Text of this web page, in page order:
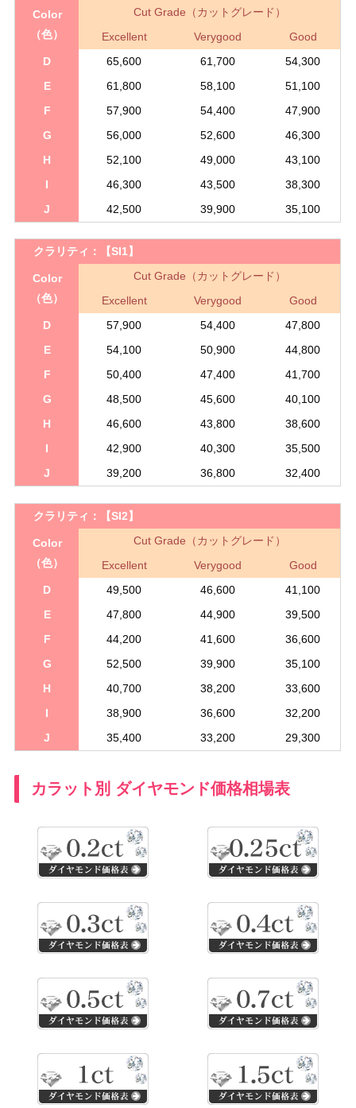
Color
（色）
Cut Grade（カットグレード）
Excellent
Verygood
Good
D
65,600 61,700
54,300
E
61,800 58,100
51,100
F
57,900 54,400
47,900
G
56,000 52,600
46,300
H
52,100 49,000
43,100
I
46,300 43,500
38,300
J
42,500 39,900 35,100
クラリティ： 【SI1】
Color
（色）
Cut Grade（カットグレード）
Excellent
Verygood
Good
D
57,900 54,400
47,800
E
54,100 50,900
44,800
F
50,400 47,400
41,700
G
48,500 45,600
40,100
H
46,600 43,800
38,600
I
42,900 40,300
35,500
J
39,200 36,800 32,400
クラリティ： 【SI2】
Color
（色）
Cut Grade（カットグレード）
Excellent
Verygood
Good
D
49,500 46,600
41,100
E
47,800 44,900
39,500
F
44,200 41,600
36,600
G
52,500 39,900
35,100
H
40,700 38,200
33,600
I
38,900 36,600
32,200
J
35,400 33,200 29,300
カラット別 ダイヤモンド価格相場表